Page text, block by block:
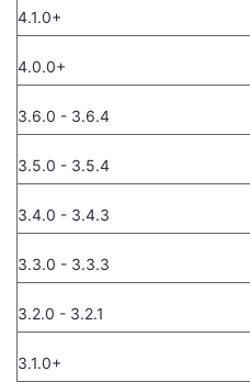
发
者
我
的
博
客
我
的
论
坛
我
的
圈
我
的
我
4.1.0+
4.0.0+
3.6.0 - 3.6.4
3.5.0 - 3.5.4
3.4.0 - 3.4.3
3.3.0 - 3.3.3
3.2.0 - 3.2.1
3.1.0+